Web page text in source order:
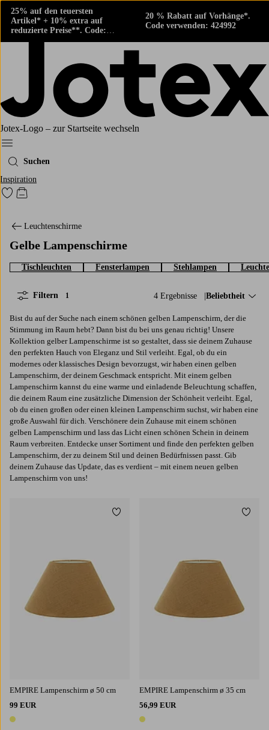
25% auf den teuersten
Artikel* + 10% extra auf
reduzierte Preise**. Code:
424882
20 % Rabatt auf Vorhänge*.
Code verwenden: 424992
Jotex-Logo – zur Startseite wechseln
Ellos‘ Menü
Suchen
Inspiration
Zu den als Favoriten markierten Produkten gehen
Zum Warenkorb
Leuchtenschirme
Gelbe Lampenschirme
Tischleuchten Fensterlampen Stehlampen
4 Ergebnisse Sortieren nach:
Beliebtheit
Filtern 1
Bist du auf der Suche nach einem schönen gelben Lampenschirm, der die
Stimmung im Raum hebt? Dann bist du bei uns genau richtig! Unsere
Kollektion gelber Lampenschirme ist so gestaltet, dass sie deinem Zuhause
den perfekten Hauch von Eleganz und Stil verleiht. Egal, ob du ein
modernes oder klassisches Design bevorzugst, wir haben einen gelben
Lampenschirm, der deinem Geschmack entspricht. Mit einem gelben
Lampenschirm kannst du eine warme und einladende Beleuchtung schaffen,
die deinem Raum eine zusätzliche Dimension der Schönheit verleiht. Egal,
ob du einen großen oder einen kleinen Lampenschirm suchst, wir haben eine
große Auswahl für dich. Verschönere dein Zuhause mit einem schönen
gelben Lampenschirm und lass das Licht einen schönen Schein in deinem
Raum verbreiten. Entdecke unser Sortiment und finde den perfekten gelben
Lampenschirm, der zu deinem Stil und deinen Bedürfnissen passt. Gib
deinem Zuhause das Update, das es verdient – mit einem neuen gelben
Lampenschirm von uns!
EMPIRE Lampenschirm ø 50 cm
99 EUR
1 Farbe
Zu Favoriten hinzufügen
EMPIRE Lampenschirm ø 35 cm
56,99 EUR
1 Farbe
Zu